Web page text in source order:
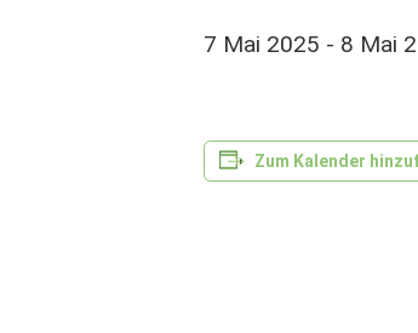
7 Mai 2025 - 8 Mai
Zum Kalender